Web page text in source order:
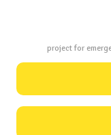
project for